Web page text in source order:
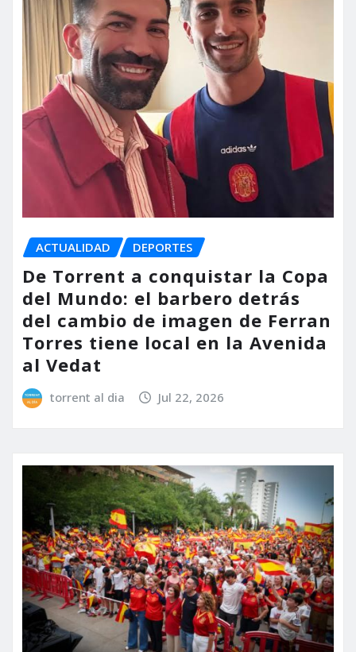
ACTUALIDAD DEPORTES
De Torrent a conquistar la Copa
del Mundo: el barbero detrás
del cambio de imagen de Ferran
Torres tiene local en la Avenida
al Vedat
torrent al dia Jul 22, 2026